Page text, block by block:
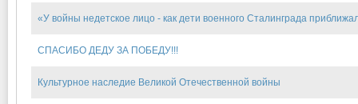
«У войны недетское лицо - как дети военного Сталинграда
СПАСИБО ДЕДУ ЗА ПОБЕДУ!!!
Культурное наследие Великой Отечественной войны